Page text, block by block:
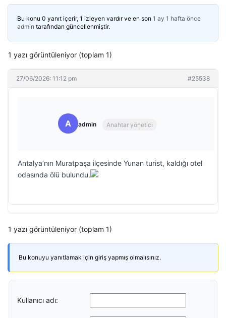
Bu konu 0 yanıt içerir, 1 izleyen vardır ve en son 1 ay 1 hafta önce
admin tarafından güncellenmiştir.
1 yazı görüntüleniyor (toplam 1)
27/06/2026: 11:12 pm #25538
A admin Anahtar yönetici
Antalya’nın Muratpaşa ilçesinde Yunan turist, kaldığı otel
odasında ölü bulundu.
1 yazı görüntüleniyor (toplam 1)
Bu konuyu yanıtlamak için giriş yapmış olmalısınız.
Kullanıcı adı: